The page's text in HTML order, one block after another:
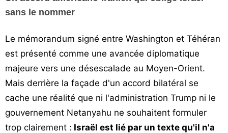
Vos
Les
bonnes
adresses
sans le nommer
Le mémorandum signé entre Washington et Téhéran
est présenté comme une avancée diplomatique
majeure vers une désescalade au Moyen-Orient.
Mais derrière la façade d'un accord bilatéral se
cache une réalité que ni l'administration Trump ni le
gouvernement Netanyahu ne souhaitent formuler
trop clairement : Israël est lié par un texte qu'il n'a